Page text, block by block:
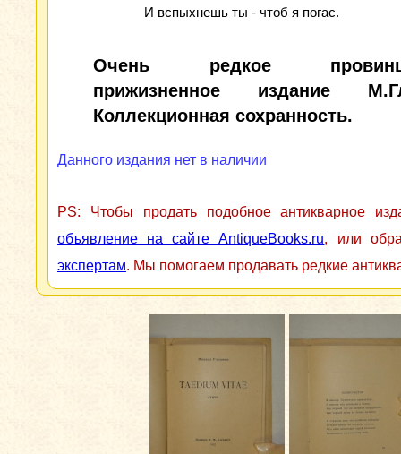
И вспыхнешь ты - чтоб я погас.
Очень редкое
прижизненное издание
Коллекционная сохранность.
Данного издания нет в наличии
PS: Чтобы продать подобное антикварное
объявление на сайте AntiqueBooks.ru, или
экспертам. Мы помогаем продавать редкие